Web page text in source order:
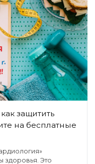
защитить
на бесплатные
здоровья. Это